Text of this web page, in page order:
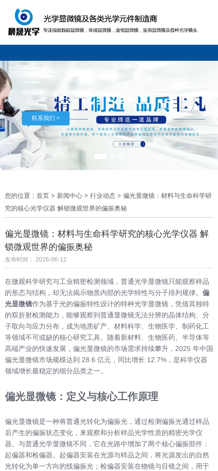
联系我们 >
您的位置：首页 > 新闻中心 > 行业动态 > 偏光显微镜：材料与生命科学研
究的核心光学仪器 解锁微观世界的偏振奥秘
偏光显微镜：材料与生命科学研究的核心光学仪器 解
锁微观世界的偏振奥秘
发布时间： 2026-06-12
在微观科学研究与工业精密检测领域，普通光学显微镜只能观察样品
的形态与结构，却无法揭示物质内部的光学特性与分子排列规律。 偏
光显微镜作为基于光的偏振特性设计的特种光学显微镜，凭借其独特
的双折射检测能力，能够观察到普通显微镜无法分辨的晶体结构、分
子取向与应力分布，成为地质矿产、材料科学、生物医学、制药化工
等领域不可或缺的核心研究工具。随着新材料、生物医药、半导体等
高端产业的快速发展，偏光显微镜的市场需求持续攀升，2025 年中国
偏光显微镜市场规模达到 28.6 亿元，同比增长 12.7%，是科学仪器
领域增长最稳定的细分品类之一。
偏光显微镜：定义与核心工作原理
偏光显微镜是一种将普通光转化为偏振光，通过检测偏振光通过样品
后产生的偏振状态变化，来观察和分析样品光学性质的精密光学仪
器。与普通光学显微镜不同，它在光路中增加了两个核心偏振部件：
起偏器和检偏器。起偏器安装在光源与样品之间，将光源发出的自然
光转化为单一方向的线偏振光；检偏器安装在物镜与目镜之间，用于